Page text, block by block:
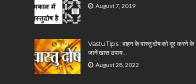
August 7, 2019
Vastu Tips : वाहन के वास्तु दोष को दूर करने के
जानें खास उपाय…
August 28, 2022